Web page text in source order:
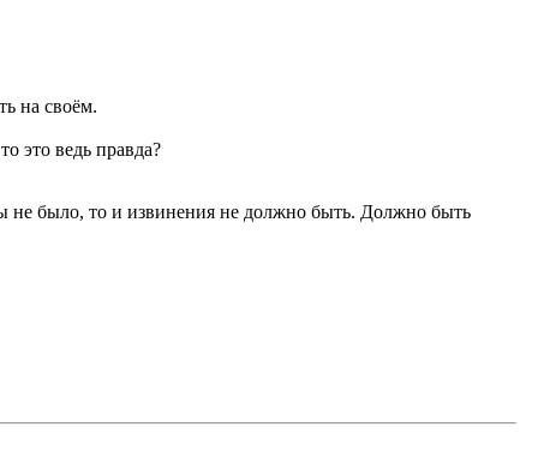
на своём.
это ведь правда?
не было, то и извинения не должно быть. Должно быть